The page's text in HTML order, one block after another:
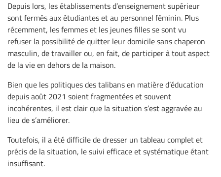
Depuis lors, les établissements d’enseignement supérieur
sont fermés aux étudiantes et au personnel féminin. Plus
récemment, les femmes et les jeunes filles se sont vu
refuser la possibilité de quitter leur domicile sans chaperon
masculin, de travailler ou, en fait, de participer à tout aspect
de la vie en dehors de la maison.
Bien que les politiques des talibans en matière d’éducation
depuis août 2021 soient fragmentées et souvent
incohérentes, il est clair que la situation s’est aggravée au
lieu de s’améliorer.
Toutefois, il a été difficile de dresser un tableau complet et
précis de la situation, le suivi efficace et systématique étant
insuffisant.